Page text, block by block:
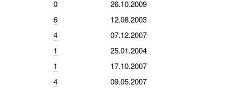
0
26.10.2009
6
12.08.2003
4
07.12.2007
1
25.01.2004
1
17.10.2007
4
09.05.2007